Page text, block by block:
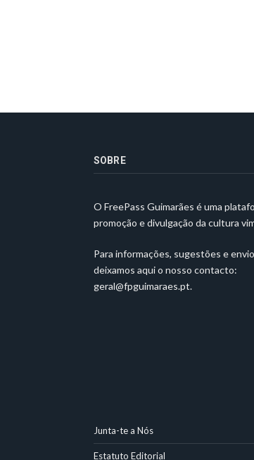
SOBRE
O FreePass Guimarães é uma
promoção e divulgação da cultura
Para informações, sugestões e
deixamos aqui o nosso contacto:
geral@fpguimaraes.pt.
Junta-te a Nós
Estatuto Editorial